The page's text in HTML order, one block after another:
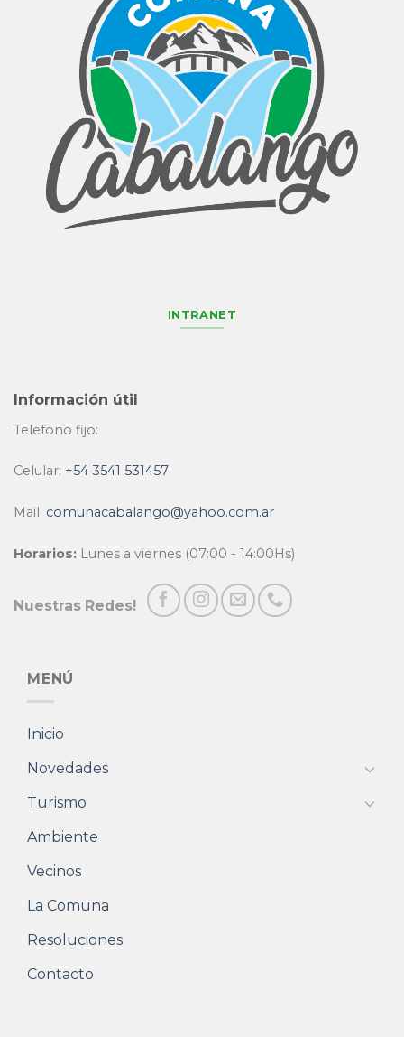
INTRANET
Información útil
Telefono fijo:
Celular: +54 3541 531457
Mail: comunacabalango@yahoo.com.ar
Horarios: Lunes a viernes (07:00 - 14:00Hs)
Nuestras Redes!
MENÚ
Inicio
Novedades
Turismo
Ambiente
Vecinos
La Comuna
Resoluciones
Contacto